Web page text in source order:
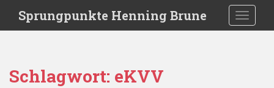
i
Sprungpunkte Henning Brune
Schlagwort: eKVV